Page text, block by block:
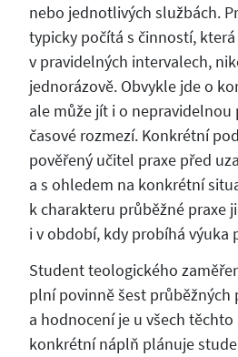
nebo jednotlivých službách.
typicky počítá s činností,
v pravidelných intervalech,
jednorázově. Obvykle jde o
ale může jít i o nepravidelnou
časové rozmezí. Konkrétní
pověřený učitel praxe před
a s ohledem na konkrétní
k charakteru průběžné praxe
i v období, kdy probíhá výuka
Student teologického
plní povinně šest průběžných
a hodnocení je u všech
konkrétní náplň plánuje